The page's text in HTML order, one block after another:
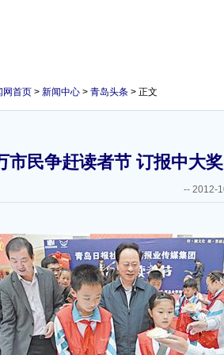
网首页 > 新闻中心 > 青岛头条 > 正文
市民争赶读者节 订报中大
-- 2012-